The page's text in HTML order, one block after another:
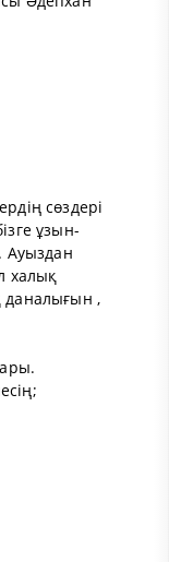
сөздері
ұзын-
Ауыздан
халық
даналығын ,